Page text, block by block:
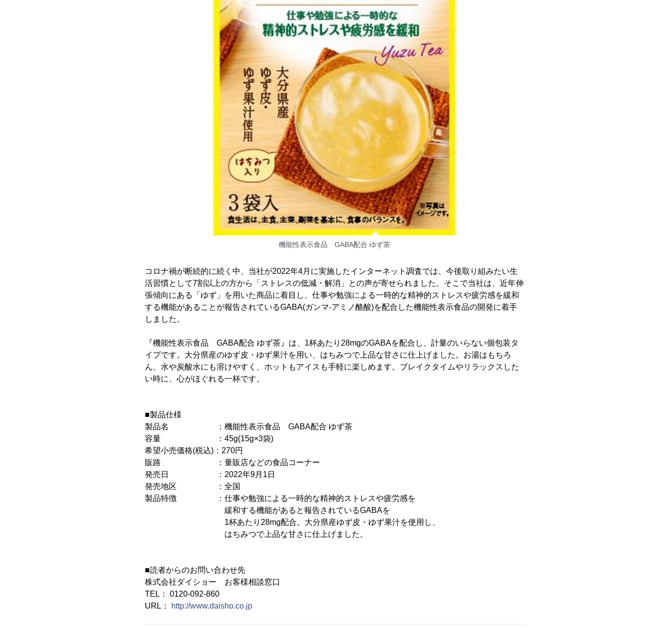
機能性表示食品 GABA配合 ゆず茶
コロナ禍が断続的に続く中、当社が2022年4月に実施したインターネット調査では、今後取り組みたい生
活習慣として7割以上の方から「ストレスの低減・解消」との声が寄せられました。そこで当社は、近年伸
張傾向にある「ゆず」を用いた商品に着目し、仕事や勉強による一時的な精神的ストレスや疲労感を緩和
する機能があることが報告されているGABA(ガンマ-アミノ酪酸)を配合した機能性表示食品の開発に着手
しました。
『機能性表示食品 GABA配合 ゆず茶』は、1杯あたり28mgのGABAを配合し、計量のいらない個包装タ
イプです。大分県産のゆず皮・ゆず果汁を用い、はちみつで上品な甘さに仕上げました。お湯はもちろ
ん、水や炭酸水にも溶けやすく、ホットもアイスも手軽に楽しめます。ブレイクタイムやリラックスした
い時に、心がほぐれる一杯です。
■製品仕様
製品名 ：機能性表示食品 GABA配合 ゆず茶
容量 ：45g(15g×3袋)
希望小売価格(税込)：270円
販路 ：量販店などの食品コーナー
発売日 ：2022年9月1日
発売地区 ：全国
製品特徴 ：仕事や勉強による一時的な精神的ストレスや疲労感を
緩和する機能があると報告されているGABAを
1杯あたり28mg配合。大分県産ゆず皮・ゆず果汁を使用し、
はちみつで上品な甘さに仕上げました。
■読者からのお問い合わせ先
株式会社ダイショー お客様相談窓口
TEL： 0120-092-860
URL：
http://www.daisho.co.jp